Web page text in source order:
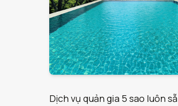
Dịch vụ quản gia 5 sao luôn